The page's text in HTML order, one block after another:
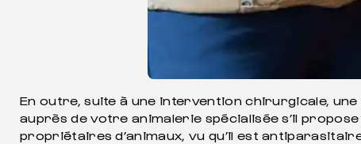
En outre, suite à une intervention chirurgicale,
auprès de votre animalerie spécialisée s’il propose
propriétaires d’animaux, vu qu’il est